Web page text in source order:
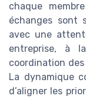
chaque
échanges sont
avec une
entreprise, à
coordination
La dynamique
d’aligner les